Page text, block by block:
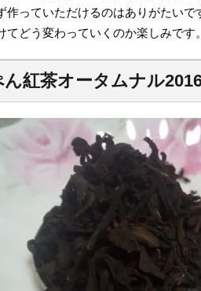
作っていただけるのはありがたいで
てどう変わっていくのか楽しみです。
ん紅茶オータムナル2016